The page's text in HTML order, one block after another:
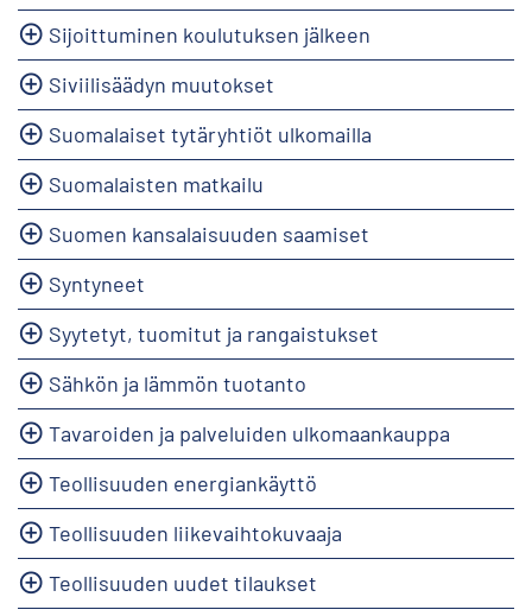
Sijoittuminen koulutuksen jälkeen
Siviilisäädyn muutokset
Suomalaiset tytäryhtiöt ulkomailla
Suomalaisten matkailu
Suomen kansalaisuuden saamiset
Syntyneet
Syytetyt, tuomitut ja rangaistukset
Sähkön ja lämmön tuotanto
Tavaroiden ja palveluiden ulkomaankauppa
Teollisuuden energiankäyttö
Teollisuuden liikevaihtokuvaaja
Teollisuuden uudet tilaukset